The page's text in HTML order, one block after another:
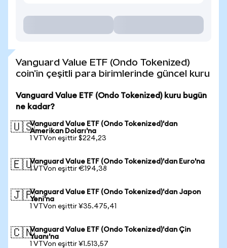
Vanguard Value ETF (Ondo Tokenized)
coin'in çeşitli para birimlerinde güncel kuru
Vanguard Value ETF (Ondo Tokenized) kuru bugün
ne kadar?
🇺🇸Vanguard Value ETF (Ondo Tokenized)'dan
Amerikan Doları'na
1 VTVon eşittir $224,23
🇪🇺Vanguard Value ETF (Ondo Tokenized)'dan Euro'na
1 VTVon eşittir €194,38
🇯🇵Vanguard Value ETF (Ondo Tokenized)'dan Japon
Yeni'na
1 VTVon eşittir ¥35.475,41
🇨🇳Vanguard Value ETF (Ondo Tokenized)'dan Çin
Yuanı'na
1 VTVon eşittir ¥1.513,57